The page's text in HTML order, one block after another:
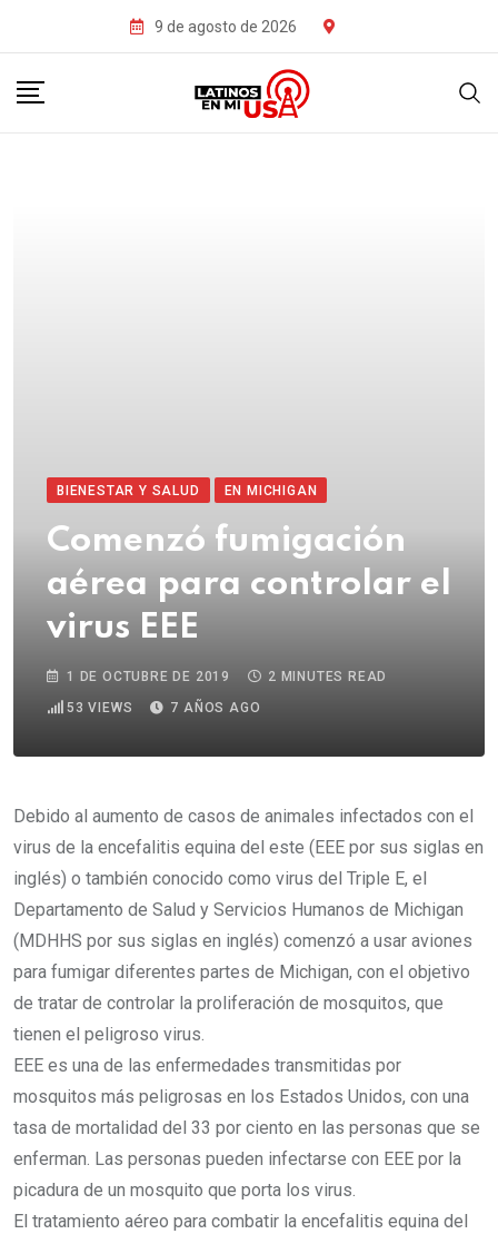
9 de agosto de 2026
BIENESTAR Y SALUD EN MICHIGAN
Comenzó fumigación
aérea para controlar el
virus EEE
1 DE OCTUBRE DE 2019
2 MINUTES READ
53 VIEWS 7 AÑOS AGO
Debido al aumento de casos de animales infectados con el
virus de la encefalitis equina del este (EEE por sus siglas en
inglés) o también conocido como virus del Triple E, el
Departamento de Salud y Servicios Humanos de Michigan
(MDHHS por sus siglas en inglés) comenzó a usar aviones
para fumigar diferentes partes de Michigan, con el objetivo
de tratar de controlar la proliferación de mosquitos, que
tienen el peligroso virus.
EEE es una de las enfermedades transmitidas por
mosquitos más peligrosas en los Estados Unidos, con una
tasa de mortalidad del 33 por ciento en las personas que se
enferman. Las personas pueden infectarse con EEE por la
picadura de un mosquito que porta los virus.
El tratamiento aéreo para combatir la encefalitis equina del